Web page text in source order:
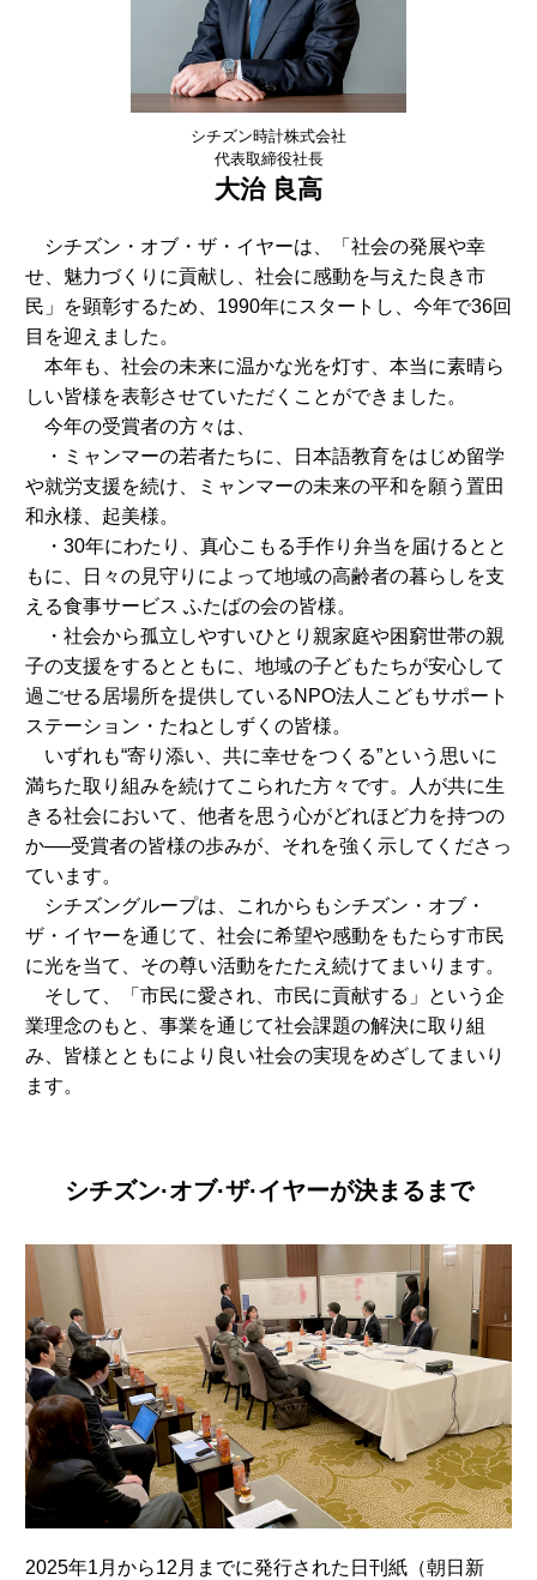
シチズン・オブ・ザ・イヤーは、「社会の発展や幸
せ、魅力づくりに貢献し、社会に感動を与えた良き市
民」を顕彰するため、1990年にスタートし、今年で36回
目を迎えました。
本年も、社会の未来に温かな光を灯す、本当に素晴ら
しい皆様を表彰させていただくことができました。
今年の受賞者の方々は、
・ミャンマーの若者たちに、日本語教育をはじめ留学
や就労支援を続け、ミャンマーの未来の平和を願う置田
和永様、起美様。
・30年にわたり、真心こもる手作り弁当を届けるとと
もに、日々の見守りによって地域の高齢者の暮らしを支
える食事サービス ふたばの会の皆様。
・社会から孤立しやすいひとり親家庭や困窮世帯の親
子の支援をするとともに、地域の子どもたちが安心して
過ごせる居場所を提供しているNPO法人こどもサポート
ステーション・たねとしずくの皆様。
いずれも“寄り添い、共に幸せをつくる”という思いに
満ちた取り組みを続けてこられた方々です。人が共に生
きる社会において、他者を思う心がどれほど力を持つの
か──受賞者の皆様の歩みが、それを強く示してくださっ
ています。
シチズングループは、これからもシチズン・オブ・
ザ・イヤーを通じて、社会に希望や感動をもたらす市民
に光を当て、その尊い活動をたたえ続けてまいります。
そして、「市民に愛され、市民に貢献する」という企
業理念のもと、事業を通じて社会課題の解決に取り組
み、皆様とともにより良い社会の実現をめざしてまいり
ます。
シチズン時計株式会社
代表取締役社長
大治 良高
シチズン·オブ·ザ·イヤーが決まるまで
2025年1月から12月までに発行された日刊紙（朝日新